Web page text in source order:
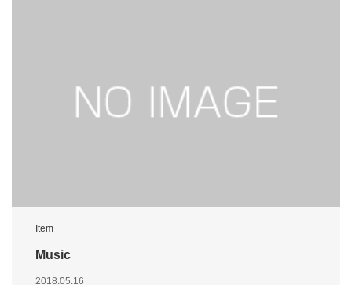
Item
Music
2018.05.16